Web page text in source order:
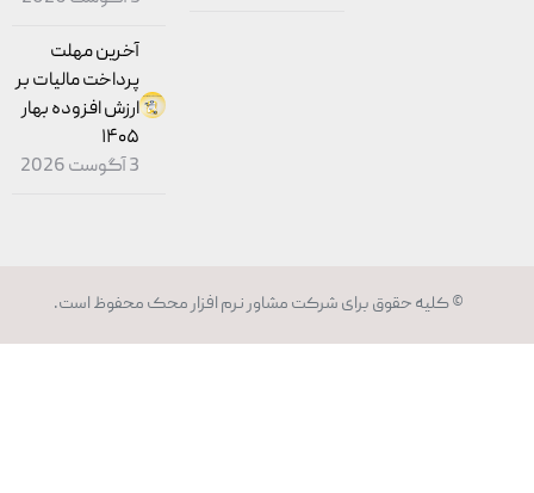
آخرین مهلت
پرداخت مالیات بر
ارزش افزوده بهار
۱۴۰۵
© کلیه حقوق برای شرکت مشاورنرم افزار محکمحفوظ است.